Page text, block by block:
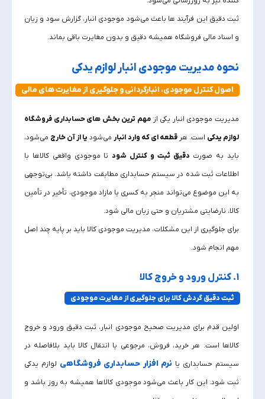
ثبت دقیق این فرآیند ها باعث می‌شود موجودی انبار، گزارش سود و زیان
و اسناد مالی فروشگاه همیشه دقیق و بدون مغایرت باقی بماند.
نحوه مدیریت موجودی انبار لوازم یدکی
اصول کنترل موجودی، انبارگردانی و جلوگیری از مغایرت‌ های مالی
مدیریت موجودی انبار یکی از مهم‌ ترین بخش‌ های حسابداری فروشگاه
لوازم یدکی است. هرقطعه‌ ای که وارد انبار می‌شود یا از آن خارج می‌شود،
باید به‌ صورت دقیق ثبت و کنترل شودتا موجودی واقعی کالاها با
اطلاعات ثبت‌ شده در سیستم حسابداری مطابقت داشته باشد. بی‌توجهی
به این موضوع می‌تواند منجر به کسری یا مازاد موجودی، تأخیر در تأمین
کالا، نارضایتی مشتریان و حتی زیان مالی شود.
برای جلوگیری از این مشکلات، مدیریت موجودی کالا باید بر پایه چند اصل
مهم انجام شود.
1. کنترل ورود و خروج کالا
ثبت دقیق گردش کالا برای جلوگیری از مغایرت موجودی
اولین قدم برای مدیریت صحیح موجودی انبار، ثبت دقیق ورود و خروج
کالاها است. هر خرید، فروش، مرجوعی یا انتقال کالا باید بلافاصله در
سیستم حسابداری یا نرم‌ افزار حسابداری فروشگاهی لوازم یدکی
ثبت شود. این کار باعث می‌شود موجودی کالاها همیشه به‌ روز باشد و